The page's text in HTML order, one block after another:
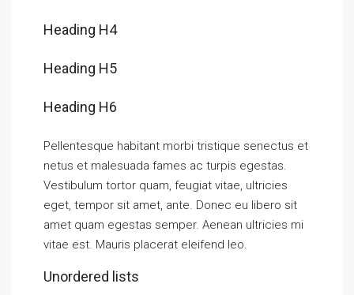
Heading H4
Heading H5
Heading H6
Pellentesque habitant morbi tristique senectus et
netus et malesuada fames ac turpis egestas.
Vestibulum tortor quam, feugiat vitae, ultricies
eget, tempor sit amet, ante. Donec eu libero sit
amet quam egestas semper. Aenean ultricies mi
vitae est. Mauris placerat eleifend leo.
Unordered lists